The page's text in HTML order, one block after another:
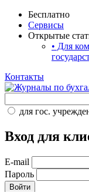
Бесплатно
Сервисы
Открытые
• Для
Контакты
для гос.
Вход для
E-mail
Пароль
Войти